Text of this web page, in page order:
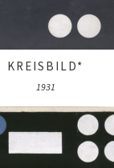
KREISBILD*
1931